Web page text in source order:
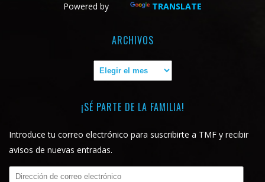
Powered by TRANSLATE
ARCHIVOS
Archivos
¡SÉ PARTE DE LA FAMILIA!
Introduce tu correo electrónico para suscribirte a TMF y recibir
avisos de nuevas entradas.
Dirección